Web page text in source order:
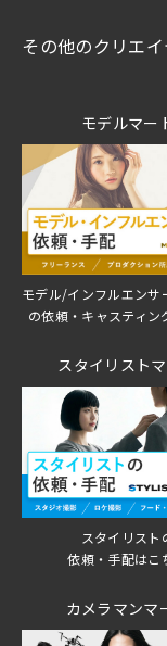
その他のクリエ
モデルマー
モデル/インフルエンサ
の依頼・キャスティン
スタイリスト
スタイリスト
依頼・手配はこ
カメラマンマ